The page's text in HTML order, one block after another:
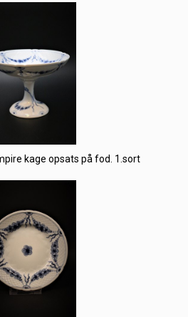
kage opsats på fod. 1.sort